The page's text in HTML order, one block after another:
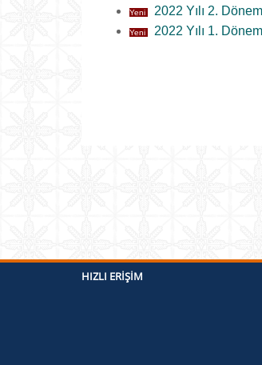
Yeni 2022 Yılı 2.
Yeni 2022 Yılı 1.
HIZLI ERIŞIM